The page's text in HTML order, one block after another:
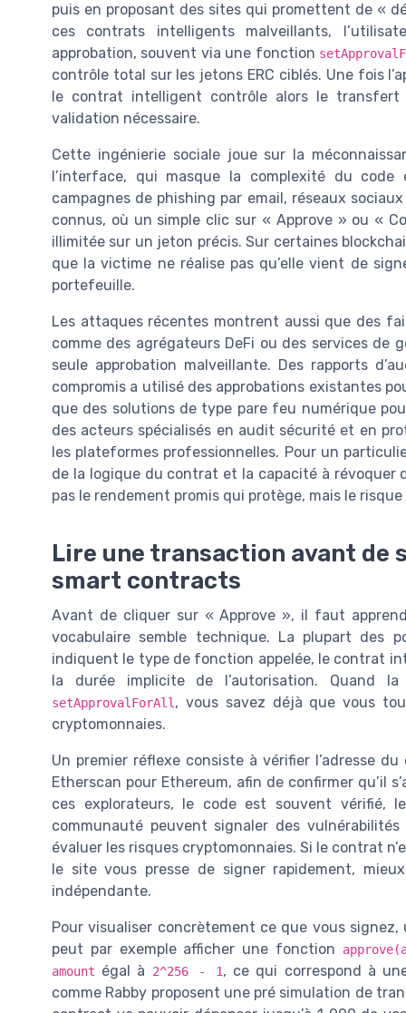
puis en proposant des sites qui promettent de «
ces contrats intelligents malveillants,
approbation, souvent via une fonction
contrôle total sur les jetons ERC ciblés. Une fois
le contrat intelligent contrôle alors le transfert
validation nécessaire.
Cette ingénierie sociale joue sur la
l’interface, qui masque la complexité du
campagnes de phishing par email, réseaux
connus, où un simple clic sur « Approve » ou «
illimitée sur un jeton précis. Sur certaines
que la victime ne réalise pas qu’elle vient de
portefeuille.
Les attaques récentes montrent aussi que des
comme des agrégateurs DeFi ou des services de
seule approbation malveillante. Des rapports
compromis a utilisé des approbations existantes
que des solutions de type pare feu numérique
des acteurs spécialisés en audit sécurité et en
les plateformes professionnelles. Pour un
de la logique du contrat et la capacité à révoquer
pas le rendement promis qui protège, mais le risque
Lire une transaction avant de
smart contracts
Avant de cliquer sur « Approve », il faut
vocabulaire semble technique. La plupart des
indiquent le type de fonction appelée, le contrat
la durée implicite de l’autorisation. Quand
setApprovalForAll, vous savez déjà que vous
cryptomonnaies.
Un premier réflexe consiste à vérifier l’adresse
Etherscan pour Ethereum, afin de confirmer qu’il
ces explorateurs, le code est souvent vérifié,
communauté peuvent signaler des
évaluer les risques cryptomonnaies. Si le contrat
le site vous presse de signer rapidement,
indépendante.
Pour visualiser concrètement ce que vous
peut par exemple afficher une fonction
amount égal à 2^256 - 1, ce qui correspond à
comme Rabby proposent une pré simulation de